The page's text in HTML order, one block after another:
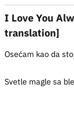
I Love You
translation]
Osećam kao da
Svetle magle sa